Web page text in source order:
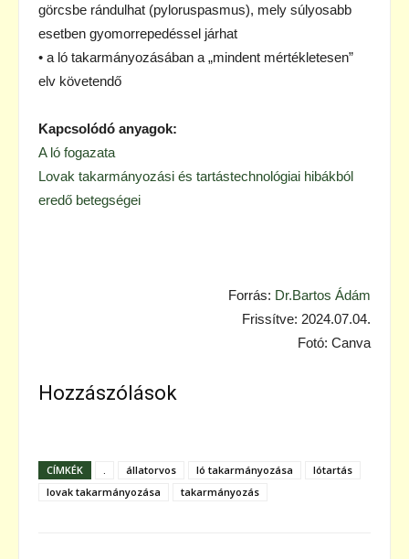
görcsbe rándulhat (pyloruspasmus), mely súlyosabb
esetben gyomorrepedéssel járhat
• a ló takarmányozásában a „mindent mértékletesen”
elv követendő
Kapcsolódó anyagok:
A ló fogazata
Lovak takarmányozási és tartástechnológiai hibákból
eredő betegségei
Forrás: Dr.Bartos Ádám
Frissítve: 2024.07.04.
Fotó: Canva
Hozzászólások
CÍMKÉK állatorvos ló takarmányozása
lótartás
lovak takarmányozása
takarmányozás